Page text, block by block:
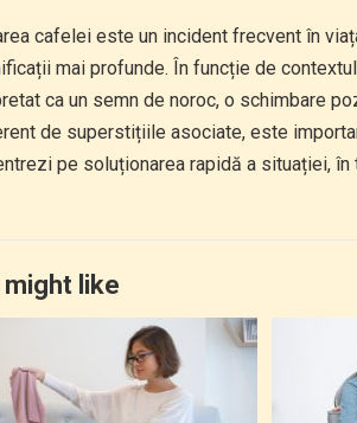
cafelei este un incident frecvent în
mai profunde. În funcție de
ca un semn de noroc, o schimbare
de superstițiile asociate, este
pe soluționarea rapidă a situației,
might like